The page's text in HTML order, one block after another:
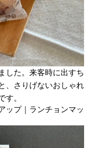
した。来客時に出すち
、さりげないおしゃれ
す。
ップ｜ランチョンマッ